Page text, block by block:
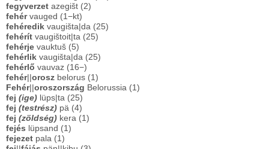
fegyverzet azegišt (2)
fehér vauged (1−kt)
fehéredik vaugišta|da (25)
fehérít vaugištoit|ta (25)
fehérje vauktuš (5)
fehérlik vaugišta|da (25)
fehérlő vauvaz (16−)
fehér|| orosz belorus (1)
Fehér|| oroszország Belorussia (1)
fej (ige) lüps|ta (25)
fej (testrész) pä (4)
fej (zöldség) kera (1)
fejés lüpsand (1)
fejezet pala (1)